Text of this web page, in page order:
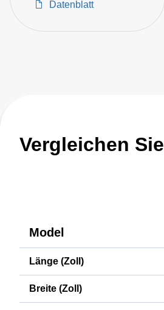
Datenblatt
Vergleichen Sie
Model
Länge (Zoll)
Breite (Zoll)